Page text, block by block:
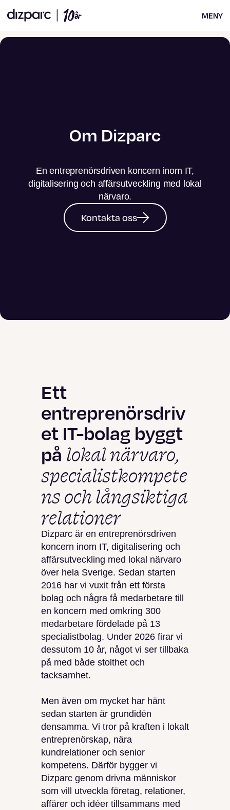
MENY
Om Dizparc
En entreprenörsdriven koncern inom IT,
digitalisering och affärsutveckling med lokal
närvaro.
Kontakta oss
Ett
entreprenörsdriv
et IT-bolag byggt
på lokal närvaro,
specialistkompete
ns och långsiktiga
relationer
Dizparc är en entreprenörsdriven
koncern inom IT, digitalisering och
affärsutveckling med lokal närvaro
över hela Sverige. Sedan starten
2016 har vi vuxit från ett första
bolag och några få medarbetare till
en koncern med omkring 300
medarbetare fördelade på 13
specialistbolag. Under 2026 firar vi
dessutom 10 år, något vi ser tillbaka
på med både stolthet och
tacksamhet.
Men även om mycket har hänt
sedan starten är grundidén
densamma. Vi tror på kraften i lokalt
entreprenörskap, nära
kundrelationer och senior
kompetens. Därför bygger vi
Dizparc genom drivna människor
som vill utveckla företag, relationer,
affärer och idéer tillsammans med